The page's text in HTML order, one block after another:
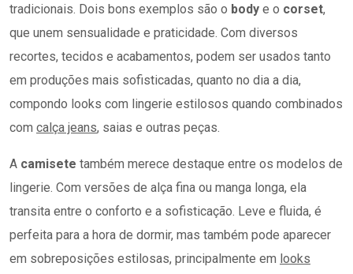
tradicionais. Dois bons exemplos são o body e o corset,
que unem sensualidade e praticidade. Com diversos
recortes, tecidos e acabamentos, podem ser usados tanto
em produções mais sofisticadas, quanto no dia a dia,
compondo looks com lingerie estilosos quando combinados
com calça jeans, saias e outras peças.
A camisete também merece destaque entre os modelos de
lingerie. Com versões de alça fina ou manga longa, ela
transita entre o conforto e a sofisticação. Leve e fluida, é
perfeita para a hora de dormir, mas também pode aparecer
em sobreposições estilosas, principalmente em looks